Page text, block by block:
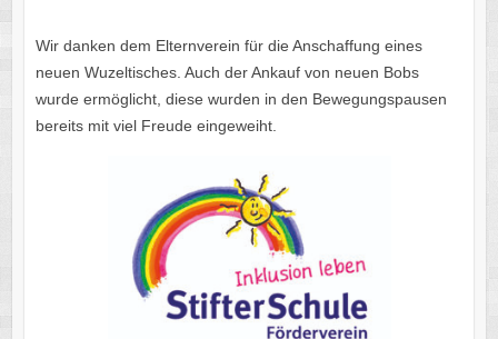
Wir danken dem Elternverein für die Anschaffung eines
neuen Wuzeltisches. Auch der Ankauf von neuen Bobs
wurde ermöglicht, diese wurden in den Bewegungspausen
bereits mit viel Freude eingeweiht.